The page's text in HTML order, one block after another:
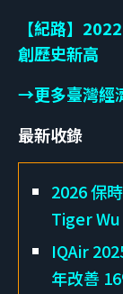
【紀路】
創歷史新高
→更多臺灣經
最新收錄
2026 保
Tiger
IQAir
年改善